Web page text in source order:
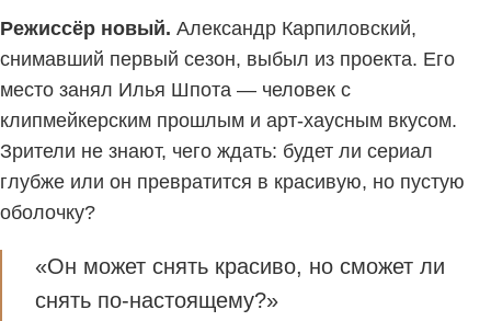
Режиссёр новый. Александр Карпиловский,
снимавший первый сезон, выбыл из проекта. Его
место занял Илья Шпота — человек с
клипмейкерским прошлым и арт-хаусным вкусом.
Зрители не знают, чего ждать: будет ли сериал
глубже или он превратится в красивую, но пустую
оболочку?
«Он может снять красиво, но сможет ли
снять по-настоящему?»